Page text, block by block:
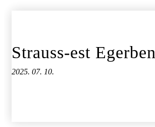
Strauss-est Egerben
2025. 07. 10.